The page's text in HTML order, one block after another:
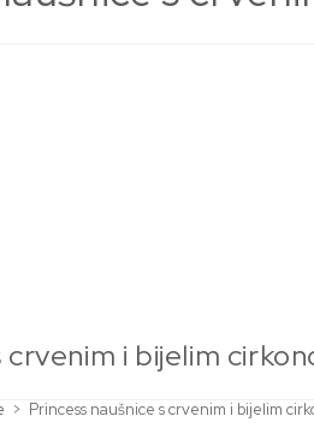
crvenim i bijelim
> Princess naušnice s crvenim i bijelim